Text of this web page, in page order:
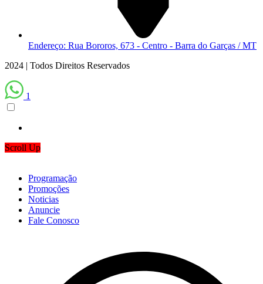
Endereço: Rua Bororos, 673 - Centro - Barra do Garças / MT
2024 | Todos Direitos Reservados
1
Scroll Up
Programação
Promoções
Noticias
Anuncie
Fale Conosco